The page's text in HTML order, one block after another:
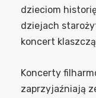
dzieciom
dziejach
koncert
Koncerty
zaprzyjaźniają